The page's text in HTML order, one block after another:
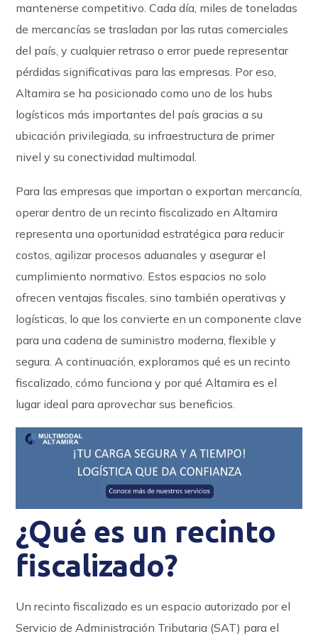
mantenerse competitivo. Cada día, miles de toneladas
de mercancías se trasladan por las rutas comerciales
del país, y cualquier retraso o error puede representar
pérdidas significativas para las empresas. Por eso,
Altamira se ha posicionado como uno de los hubs
logísticos más importantes del país gracias a su
ubicación privilegiada, su infraestructura de primer
nivel y su conectividad multimodal.
Para las empresas que importan o exportan mercancía,
operar dentro de un recinto fiscalizado en Altamira
representa una oportunidad estratégica para reducir
costos, agilizar procesos aduanales y asegurar el
cumplimiento normativo. Estos espacios no solo
ofrecen ventajas fiscales, sino también operativas y
logísticas, lo que los convierte en un componente clave
para una cadena de suministro moderna, flexible y
segura. A continuación, exploramos qué es un recinto
fiscalizado, cómo funciona y por qué Altamira es el
lugar ideal para aprovechar sus beneficios.
¿Qué es un recinto
fiscalizado?
Un recinto fiscalizado es un espacio autorizado por el
Servicio de Administración Tributaria (SAT) para el